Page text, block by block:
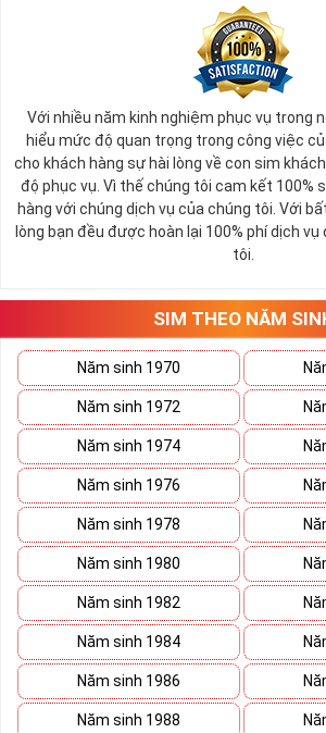
Ý nghĩa sim tứ quý 2
Theo quan niệm phong thủy
Số 2 tượng trưng cho sự cân bằng, hài hòa
trời. Sự cân bằng này giúp cho mọi việc đều
nhiều may mắn trong cuộc sống và kinh
Số 2 còn biểu trưng cho lòng tốt, sự ổn định
mọi vấn đề. Số 2 giúp cho họ có được sự lựa
những hướng giải quyết đúng đắn nhắt.
tứ 2 cùng xuất hiện trong một dãy số sim
sim tứ quýtăng lên gấp bội. Sở hữu sim Tứ
thần người sở hữu là không sợ bất cứ điều
mọi điều tốt đẹp và may mắn ắt sẽ đến.
Lợi ích sim Tứ Quý 2 mang lại là
Với nhiều năm kinh nghiệm phục vụ trong
hiểu mức độ quan trọng trong công việc
cho khách hàng sự hài lòng về con sim
độ phục vụ. Vì thế chúng tôi cam kết 100%
hàng với chúng dịch vụ của chúng tôi. Với
lòng bạn đều được hoàn lại 100% phí dịch
tôi.
SIM THEO NĂM
Năm sinh 1970
Năm sinh 1972
Năm sinh 1974
Năm sinh 1976
Năm sinh 1978
Năm sinh 1980
Năm sinh 1982
Năm sinh 1984
Năm sinh 1986
Năm sinh 1988